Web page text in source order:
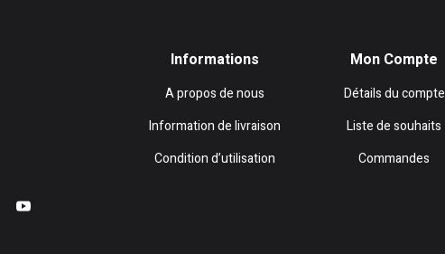
Informations
A propos de nous
Information de livraison
Condition d’utilisation
Mon Compte
Détails du compte
Liste de souhaits
Commandes